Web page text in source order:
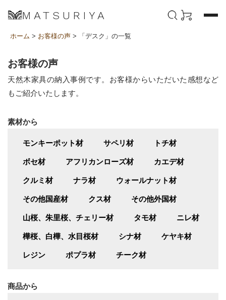
MATSURIYA
ホーム > お客様の声 > 「デスク」の一覧
お客様の声
天然木家具の納入事例です。お客様からいただいた感想など
もご紹介いたします。
素材から
モンキーポット材 サペリ材 トチ材
ボセ材 アフリカンローズ材 カエデ材
クルミ材 ナラ材 ウォールナット材
その他国産材 クス材 その他外国材
山桜、朱里桜、チェリー材 タモ材 ニレ材
樺桜、白樺、水目桜材 シナ材 ケヤキ材
レジン ポプラ材 チーク材
商品から